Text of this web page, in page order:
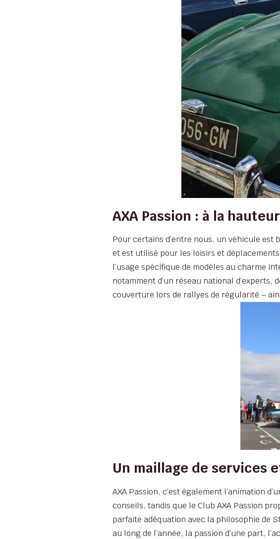
AXA Passion : à la
Pour certains d’entre nous, un véhicule est
et est utilisé pour les loisirs et déplacements
l’usage spécifique de modèles au charme
notamment d’un réseau national
couverture lors de rallyes de régularité –
Un maillage de services
AXA Passion, c’est également l’animation
conseils, tandis que le Club AXA Passion
parfaite adéquation avec la philosophie de
au long de l’année, la passion d’une part,